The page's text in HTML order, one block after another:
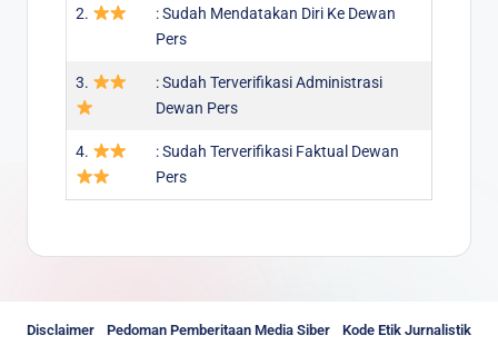
2.
: Sudah Mendatakan Diri Ke Dewan
Pers
3.
: Sudah Terverifikasi Administrasi
Dewan Pers
4.
: Sudah Terverifikasi Faktual Dewan
Pers
Disclaimer Pedoman Pemberitaan Media Siber
Kode Etik Jurnalistik